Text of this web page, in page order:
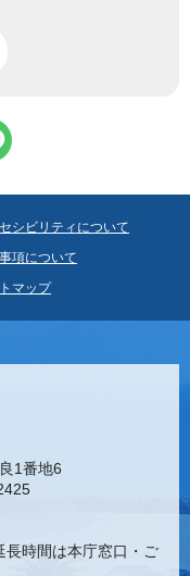
シビリティについて
項について
マップ
1番地6
時間は本庁窓口・ご